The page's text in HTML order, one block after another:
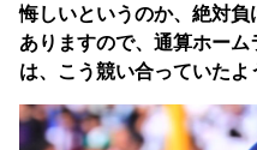
悔しいというのか、絶対負
ありますので、通算ホー
は、こう競い合っていたよ